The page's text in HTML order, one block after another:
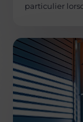
particulier